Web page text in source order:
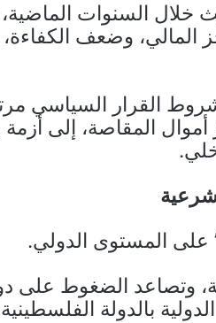
خلال السنوات
المالي، وضعف
القرار السياسي
أموال المقاصة، إلى
على المستوى الدولي.
وتصاعد الضغوط على
بالدولة